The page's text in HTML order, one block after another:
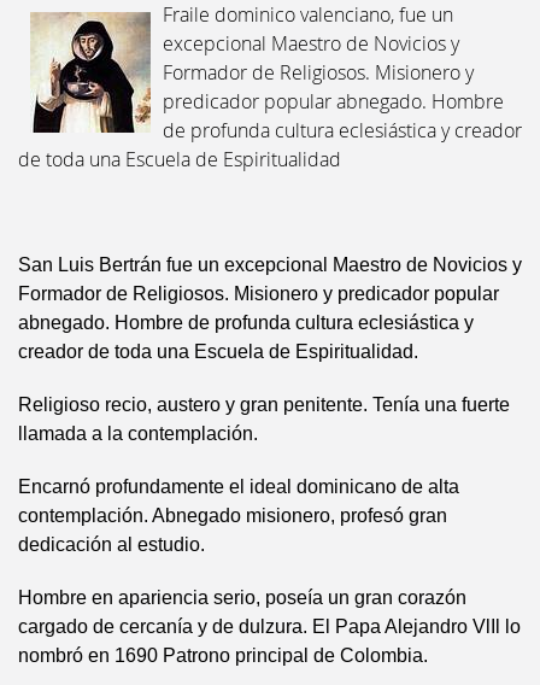
Fraile dominico valenciano, fue un
excepcional Maestro de Novicios y
Formador de Religiosos. Misionero y
predicador popular abnegado. Hombre
de profunda cultura eclesiástica y creador
de toda una Escuela de Espiritualidad
San Luis Bertrán fue un excepcional Maestro de Novicios y
Formador de Religiosos. Misionero y predicador popular
abnegado. Hombre de profunda cultura eclesiástica y
creador de toda una Escuela de Espiritualidad.
Religioso recio, austero y gran penitente. Tenía una fuerte
llamada a la contemplación.
Encarnó profundamente el ideal dominicano de alta
contemplación. Abnegado misionero, profesó gran
dedicación al estudio.
Hombre en apariencia serio, poseía un gran corazón
cargado de cercanía y de dulzura. El Papa Alejandro VlIl lo
nombró en 1690 Patrono principal de Colombia.